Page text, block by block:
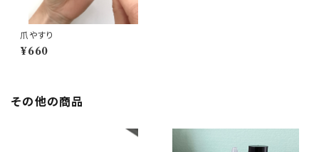
爪やすり
¥660
その他の商品